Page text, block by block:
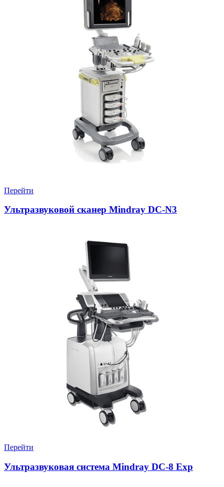
Перейти
Ультразвуковой сканер Mindray DC-N3
Перейти
Ультразвуковая система Mindray DC-8 Exp